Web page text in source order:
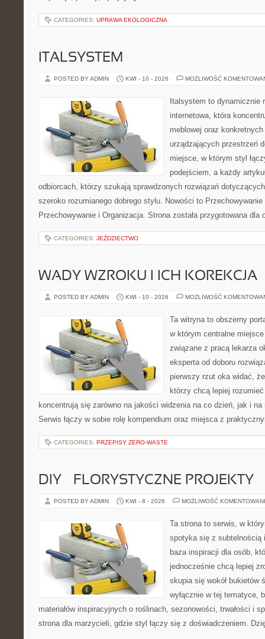
CATEGORIES: UPRAWA EKOLOGICZNA
ITALSYSTEM
POSTED BY ADMIN KWI - 10 - 2026 MOŻLIWOŚĆ
Italsystem to dynamicznie
internetowa, która
meblowej oraz
urządzających przestrzeń
miejsce, w którym styl
podejściem, a każdy
odbiorcach, którzy szukają sprawdzonych rozwiązań
szeroko rozumianego dobrego stylu. Nowości to
Przechowywanie i Organizacja. Strona została przygotowana
CATEGORIES: JEŹDZIECTWO
WADY WZROKU I ICH KOREKCJA
POSTED BY ADMIN KWI - 10 - 2026 MOŻLIWOŚĆ
Ta witryna to obszerny
w którym centralne
związane z pracą lekarza
eksperta od doboru
pierwszy rzut oka widać,
którzy chcą lepiej
koncentrują się zarówno na jakości widzenia na co dzień, jak i na
Serwis łączy w sobie rolę kompendium oraz miejsca z
CATEGORIES: PRZEPISY ZERO-WASTE
DIY – FLORYSTYCZNE PROJEKTY
POSTED BY ADMIN KWI - 8 - 2026 MOŻLIWOŚĆ
Ta strona to serwis, w
spotyka się z subtelnością
baza inspiracji dla osób,
jednocześnie chcą lepiej
skupia się wokół bukietów
wyłącznie w tej tematyce,
materiałów inspiracyjnych o roślinach, sezonowości, trwałości i
strona dla marzycieli, gdzie styl łączy się z doświadczeniem.